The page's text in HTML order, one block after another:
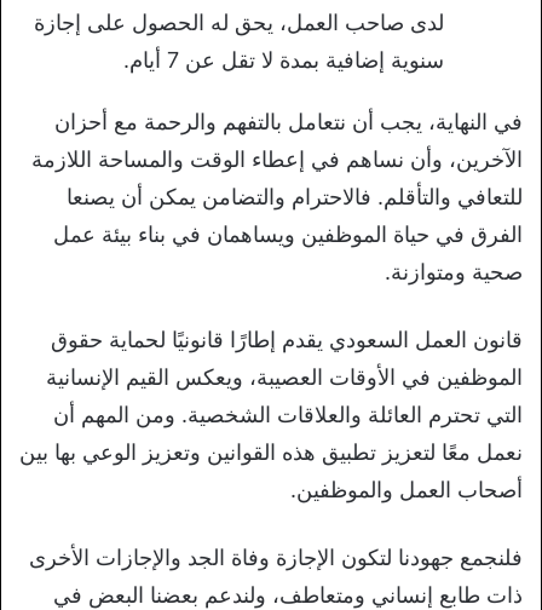
لدى صاحب العمل، يحق له الحصول على إجازة
سنوية إضافية بمدة لا تقل عن 7 أيام.
في النهاية، يجب أن نتعامل بالتفهم والرحمة مع أحزان
الآخرين، وأن نساهم في إعطاء الوقت والمساحة اللازمة
للتعافي والتأقلم. فالاحترام والتضامن يمكن أن يصنعا
الفرق في حياة الموظفين ويساهمان في بناء بيئة عمل
صحية ومتوازنة.
قانون العمل السعودي يقدم إطارًا قانونيًا لحماية حقوق
الموظفين في الأوقات العصيبة، ويعكس القيم الإنسانية
التي تحترم العائلة والعلاقات الشخصية. ومن المهم أن
نعمل معًا لتعزيز تطبيق هذه القوانين وتعزيز الوعي بها بين
أصحاب العمل والموظفين.
فلنجمع جهودنا لتكون الإجازة وفاة الجد والإجازات الأخرى
ذات طابع إنساني ومتعاطف، ولندعم بعضنا البعض في